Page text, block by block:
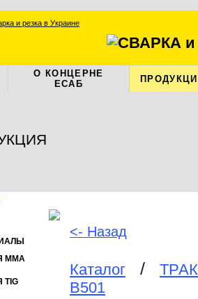
О КОНЦЕРНЕ
ЕСАБ
ММА
<- Назад
Каталог /
B501